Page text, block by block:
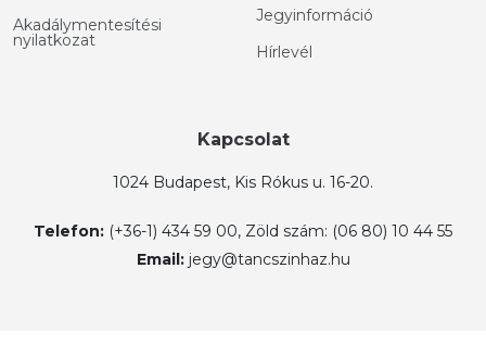
Akadálymentesítési
nyilatkozat
Jegyinformáció
Hírlevél
Kapcsolat
1024 Budapest, Kis Rókus u. 16-20.
Telefon: (+36-1) 434 59 00, Zöld szám: (06 80) 10 44 55
Email: jegy@tancszinhaz.hu